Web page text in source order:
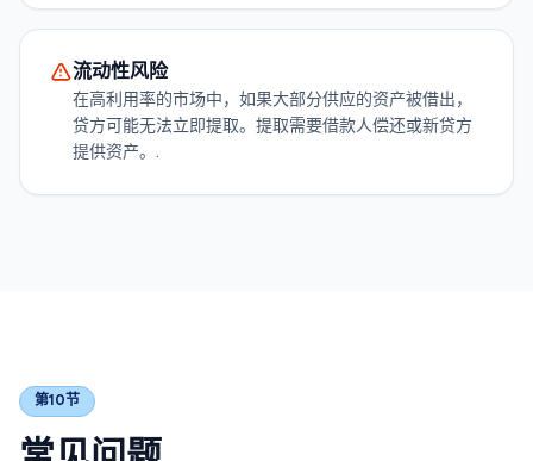
流动性风险
在高利用率的市场中，如果大部分供应的资产被借出，
贷方可能无法立即提取。提取需要借款人偿还或新贷方
提供资产。.
第10节